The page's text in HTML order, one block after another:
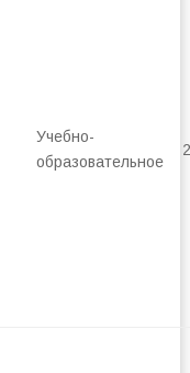
Учебно-
образовательное